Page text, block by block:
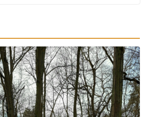
16 ज़रूरी कीबोर्ड शॉर्टकट्स जो आपकी
उत्पादकता को दोगुना कर देंगे
August 7, 2026 0 Comments
खाने के शौकीनों के लिए कश्मीर के 5 बेहतरीन
स्वादिष्ट व्यंजन